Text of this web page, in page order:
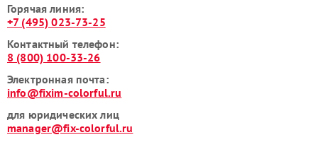
Горячая линия:
+7 (495) 023-73-25
Контактный телефон:
8 (800) 100-33-26
Электронная почта:
info@fixim-colorful.ru
для юридических лиц
manager@fix-colorful.ru